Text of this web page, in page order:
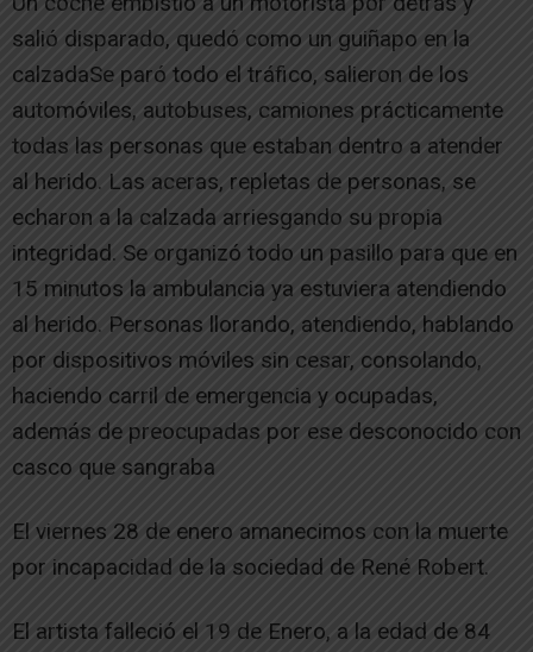
salió disparado, quedó como un guiñapo en la
calzadaSe paró todo el tráfico, salieron de los
automóviles, autobuses, camiones prácticamente
todas las personas que estaban dentro a atender
al herido. Las aceras, repletas de personas, se
echaron a la calzada arriesgando su propia
integridad. Se organizó todo un pasillo para que en
15 minutos la ambulancia ya estuviera atendiendo
al herido. Personas llorando, atendiendo, hablando
por dispositivos móviles sin cesar, consolando,
haciendo carril de emergencia y ocupadas,
además de preocupadas por ese desconocido con
casco que sangraba
El viernes 28 de enero amanecimos con la muerte
por incapacidad de la sociedad de René Robert.
El artista falleció el 19 de Enero, a la edad de 84